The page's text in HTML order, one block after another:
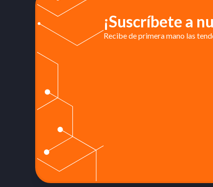
¡Suscríbete a
Recibe de primera mano las